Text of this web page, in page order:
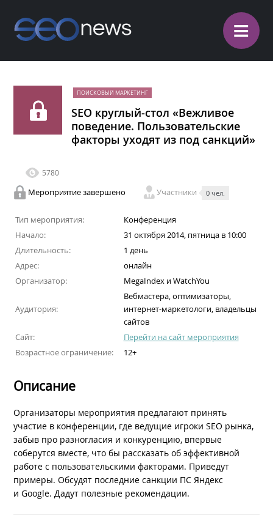
≡
ПОИСКОВЫЙ МАРКЕТИНГ
SEO круглый-стол «Вежливое
поведение. Пользовательские
факторы уходят из под санкций»
5780
Мероприятие завершено Участники 0 чел.
Тип мероприятия:
Конференция
Начало:
31 октября 2014, пятница в 10:00
Длительность:
1 день
Адрес:
онлайн
Организатор:
MegaIndex и WatchYou
Аудитория:
Вебмастера, оптимизаторы,
интернет-маркетологи, владельцы
сайтов
Сайт:
Перейти на сайт мероприятия
Возрастное ограничение:
12+
Описание
Организаторы мероприятия предлагают принять
участие в конференции, где ведущие игроки SEO рынка,
забыв про разногласия и конкуренцию, впервые
соберутся вместе, что бы рассказать об эффективной
работе с пользовательскими факторами. Приведут
примеры. Обсудят последние санкции ПС Яндекс
и Google. Дадут полезные рекомендации.